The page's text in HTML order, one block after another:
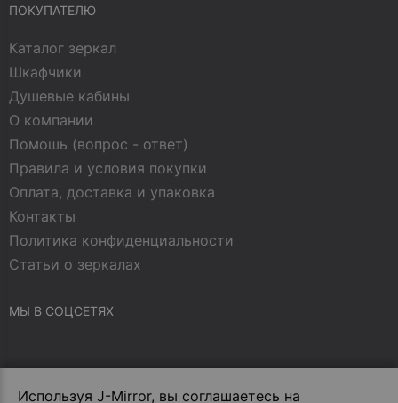
Используя J-Mirror, вы соглашаетесь на
ПОКУПАТЕЛЮ
Каталог зеркал
Шкафчики
Душевые кабины
О компании
Помошь (вопрос - ответ)
Правила и условия покупки
Оплата, доставка и упаковка
Контакты
Политика конфиденциальности
Статьи о зеркалах
МЫ В СОЦСЕТЯХ
В магазин на сайте